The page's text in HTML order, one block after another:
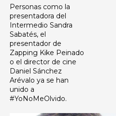
Personas como la
presentadora del
Intermedio Sandra
Sabatés, el
presentador de
Zapping Kike Peinado
o el director de cine
Daniel Sánchez
Arévalo ya se han
unido a
#YoNoMeOlvido.